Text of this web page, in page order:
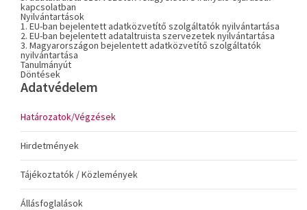
kapcsolatban
Nyilvántartások
1. EU-ban bejelentett adatközvetítő szolgáltatók nyilvántartása
2. EU-ban bejelentett adataltruista szervezetek nyilvántartása
3. Magyarországon bejelentett adatközvetítő szolgáltatók
nyilvántartása
Tanulmányút
Döntések
Adatvédelem
Határozatok/Végzések
Hirdetmények
Tájékoztatók / Közlemények
Állásfoglalások